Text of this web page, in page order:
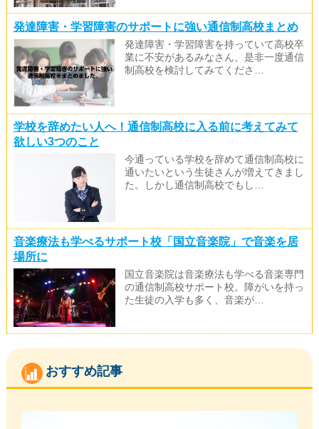
発達障害・学習障害のサポートに強い通信制高校まとめ
発達障害・学習障害を持っていて高校卒
業に不安があるみなさん、是非一度通信
制高校を検討してみてくださ…
学校を辞めたい人へ！通信制高校に入る前に考えてみて
欲しい3つのこと
今通っている学校を辞めて通信制高校に
通いたいという生徒さんが増えてきまし
た。しかし通信制高校でもし…
音楽療法も学べるサポート校「国立音楽院」で音楽を居
場所に
国立音楽院は音楽療法も学べる音楽専門
の通信制高校サポート校。障がいを持っ
た生徒の入学も多く、音楽が…
おすすめ記事